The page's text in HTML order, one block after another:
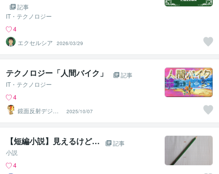
記事
IT・テクノロジー
4
エクセルシア
2026/03/29
テクノロジー「人間バイク」
記事
IT・テクノロジー
4
鏡面反射デジタ
ルアート製作所
（鈴木穣）
2025/10/07
【短編小説】見えるけど…
記事
小説
4